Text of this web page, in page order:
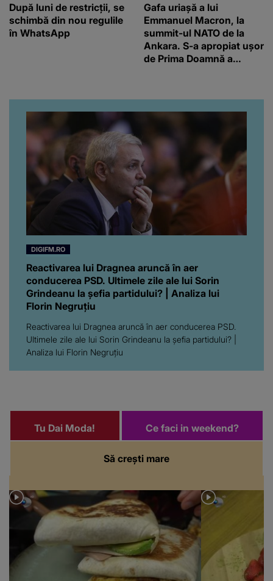
După luni de restricții, se
schimbă din nou regulile
în WhatsApp
Gafa uriașă a lui
Emmanuel Macron, la
summit-ul NATO de la
Ankara. S-a apropiat ușor
de Prima Doamnă a
înconjurul presei
DIGIFM.RO
Reactivarea lui Dragnea aruncă în aer
conducerea PSD. Ultimele zile ale lui Sorin
Grindeanu la șefia partidului? | Analiza lui
Florin Negruțiu
Reactivarea lui Dragnea aruncă în aer conducerea PSD.
Ultimele zile ale lui Sorin Grindeanu la șefia partidului? |
Analiza lui Florin Negruțiu
Să crești mare
Tu Dai Moda! Ce faci in weekend?